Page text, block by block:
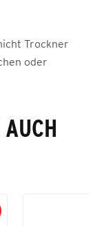
Trockner
oder